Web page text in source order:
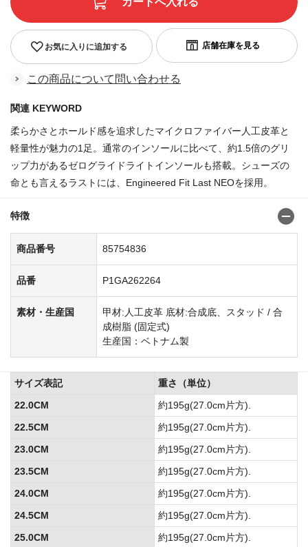
お気に入りに追加する
この商品について問い合わせる
関連 KEYWORD
柔らかさとホールド感を追求したマイクロファイバー人工皮革と
軽量性が魅力の1足。通常のインソールに比べて、約1.5倍のグリ
ップ力があるゼログライドライトインソールも搭載。シューズの
命とも言えるラストには、Engineered Fit Last NEOを採用。
特徴
商品番号 85754836
品番 P1GA262264
素材・生産国
甲材:人工皮革 底材:合成底、スタッド / 合
成樹脂 (固定式)
生産国：ベトナム製
サイズ表記
重さ（単位）
22.0CM
約195g(27.0cm片方).
22.5CM
約195g(27.0cm片方).
23.0CM
約195g(27.0cm片方).
23.5CM
約195g(27.0cm片方).
24.0CM
約195g(27.0cm片方).
24.5CM
約195g(27.0cm片方).
25.0CM
約195g(27.0cm片方).